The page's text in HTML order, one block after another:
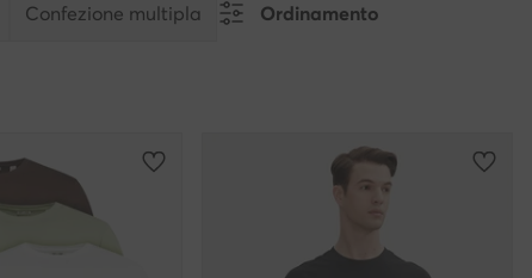
Confezione multipla Ordinamento